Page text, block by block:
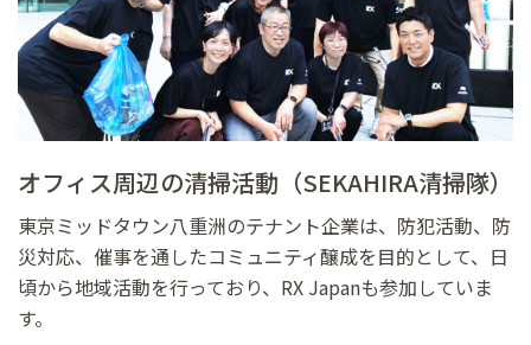
オフィス周辺の清掃活動（SEKAHIRA清掃隊）
東京ミッドタウン八重洲のテナント企業は、防犯活動、防
災対応、催事を通したコミュニティ醸成を目的として、日
頃から地域活動を行っており、RX Japanも参加していま
す。